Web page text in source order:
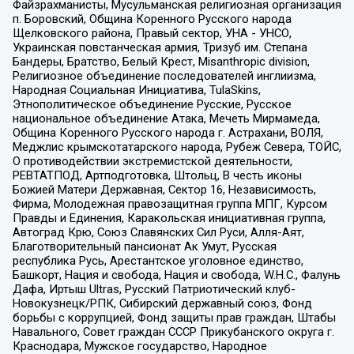
Файзрахманисты, Мусульманская религиозная организация
п. Боровский, Община Коренного Русского народа
Щелковского района, Правый сектор, УНА - УНСО,
Украинская повстанческая армия, Тризуб им. Степана
Бандеры, Братство, Белый Крест, Misanthropic division,
Религиозное объединение последователей инглиизма,
Народная Социальная Инициатива, TulaSkins,
Этнополитическое объединение Русские, Русское
национальное объединение Атака, Мечеть Мирмамеда,
Община Коренного Русского народа г. Астрахани, ВОЛЯ,
Меджлис крымскотатарского народа, Рубеж Севера, ТОЙС,
О противодействии экстремистской деятельности,
РЕВТАТПОД, Артподготовка, Штольц, В честь иконы
Божией Матери Державная, Сектор 16, Независимость,
Фирма, Молодежная правозащитная группа МПГ, Курсом
Правды и Единения, Каракольская инициативная группа,
Автоград Крю, Союз Славянских Сил Руси, Алля-Аят,
Благотворительный пансионат Ак Умут, Русская
республика Русь, Арестантское уголовное единство,
Башкорт, Нация и свобода, Нация и свобода, W.H.С., Фалунь
Дафа, Иртыш Ultras, Русский Патриотический клуб-
Новокузнецк/РПК, Сибирский державный союз, Фонд
борьбы с коррупцией, Фонд защиты прав граждан, Штабы
Навального, Совет граждан СССР Прикубанского округа г.
Краснодара, Мужское государство, Народное